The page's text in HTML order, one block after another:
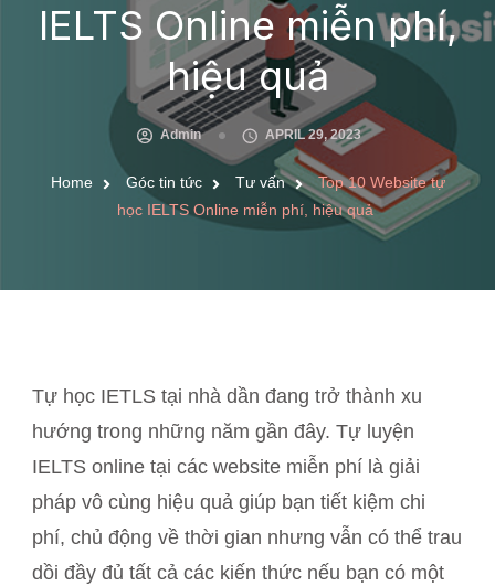
IELTS Online miễn phí,
hiệu quả
Admin APRIL 29, 2023
Home Góc tin tức Tư vấn
Top 10 Website tự
học IELTS Online miễn phí, hiệu quả
Tự học IETLS tại nhà dần đang trở thành xu
hướng trong những năm gần đây. Tự luyện
IELTS online tại các website miễn phí là giải
pháp vô cùng hiệu quả giúp bạn tiết kiệm chi
phí, chủ động về thời gian nhưng vẫn có thể trau
dồi đầy đủ tất cả các kiến thức nếu bạn có một